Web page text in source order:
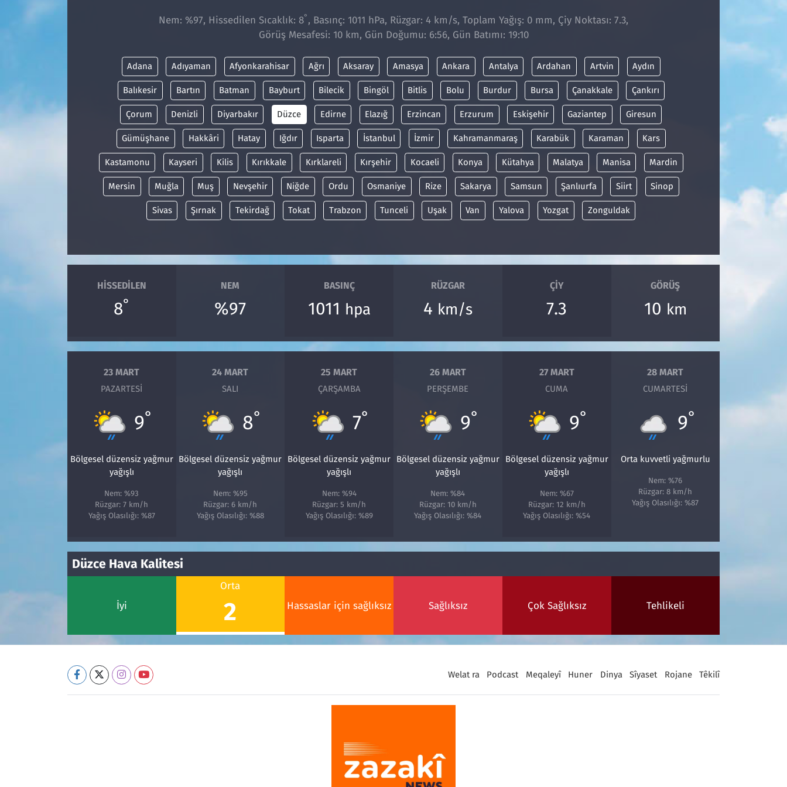
Nem: %97, Hissedilen Sıcaklık: 8° , Basınç: 1011 hPa, Rüzgar: 4 km/s, Toplam Yağış: 0 mm, Çiy Noktası: 7.3,
Görüş Mesafesi: 10 km, Gün Doğumu: 6:56, Gün Batımı: 19:10
Adana Adıyaman Afyonkarahisar Ağrı Aksaray Amasya Ankara Antalya Ardahan Artvin Aydın
Balıkesir Bartın Batman Bayburt Bilecik Bingöl Bitlis Bolu Burdur Bursa Çanakkale Çankırı
Çorum Denizli Diyarbakır Düzce Edirne Elazığ Erzincan Erzurum Eskişehir Gaziantep Giresun
Gümüşhane Hakkâri Hatay Iğdır Isparta İstanbul İzmir Kahramanmaraş Karabük Karaman Kars
Kastamonu Kayseri Kilis Kırıkkale Kırklareli Kırşehir Kocaeli Konya Kütahya Malatya Manisa Mardin
Mersin Muğla Muş Nevşehir Niğde Ordu Osmaniye Rize Sakarya Samsun Şanlıurfa Siirt Sinop
Sivas Şırnak Tekirdağ Tokat Trabzon Tunceli Uşak Van Yalova Yozgat Zonguldak
HISSEDILEN
8°
NEM
%97
BASINÇ
1011 hpa
RÜZGAR
4 km/s
ÇIY
7.3
GÖRÜŞ
10 km
23 MART
PAZARTESI
9°
Bölgesel düzensiz yağmur
yağışlı
Nem: %93
Rüzgar: 7 km/h
Yağış Olasılığı: %87
24 MART
SALI
8°
Bölgesel düzensiz yağmur
yağışlı
Nem: %95
Rüzgar: 6 km/h
Yağış Olasılığı: %88
25 MART
ÇARŞAMBA
7°
Bölgesel düzensiz yağmur
yağışlı
Nem: %94
Rüzgar: 5 km/h
Yağış Olasılığı: %89
26 MART
PERŞEMBE
9°
Bölgesel düzensiz yağmur
yağışlı
Nem: %84
Rüzgar: 10 km/h
Yağış Olasılığı: %84
27 MART
CUMA
9°
Bölgesel düzensiz yağmur
yağışlı
Nem: %67
Rüzgar: 12 km/h
Yağış Olasılığı: %54
28 MART
CUMARTESI
9°
Orta kuvvetli yağmurlu
Nem: %76
Rüzgar: 8 km/h
Yağış Olasılığı: %87
Düzce Hava Kalitesi
İyi
Orta
2 Hassaslar için sağlıksız Sağlıksız Çok Sağlıksız Tehlikeli
Welat ra Podcast Meqaleyî Huner Dinya Sîyaset Rojane Têkilî